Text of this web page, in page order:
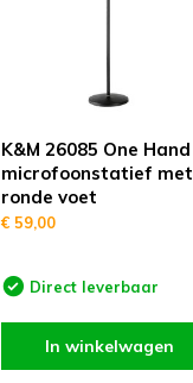
K&M 26085 One Hand
microfoonstatief met
ronde voet
€ 59,00
Direct leverbaar
In winkelwagen